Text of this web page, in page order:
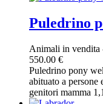
Puledrino
Animali in vendita
550.00 €
Puledrino pony
abituato a
genitori mamma